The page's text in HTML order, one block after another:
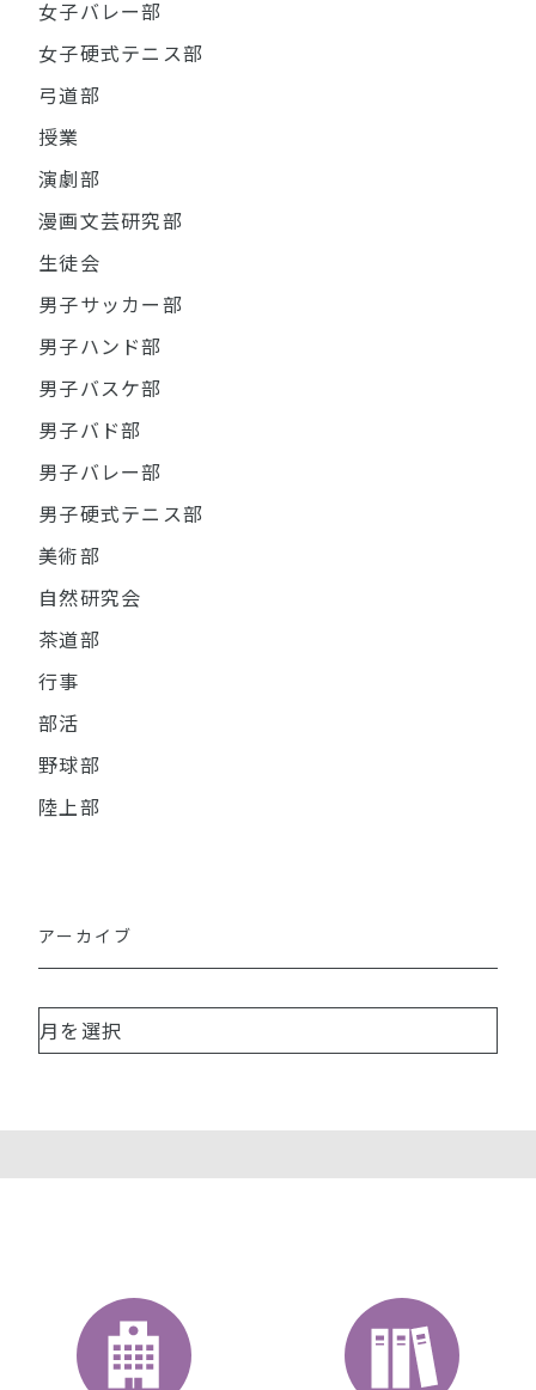
女子バレー部
女子硬式テニス部
弓道部
授業
演劇部
漫画文芸研究部
生徒会
男子サッカー部
男子ハンド部
男子バスケ部
男子バド部
男子バレー部
男子硬式テニス部
美術部
自然研究会
茶道部
行事
部活
野球部
陸上部
アーカイブ